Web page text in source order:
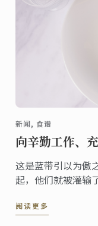
新闻, 食谱
向辛勤工作、
这是蓝带引以为傲
起，他们就被灌输
进入餐饮行业。
阅读更多